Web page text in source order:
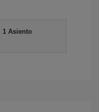
1 Asiento